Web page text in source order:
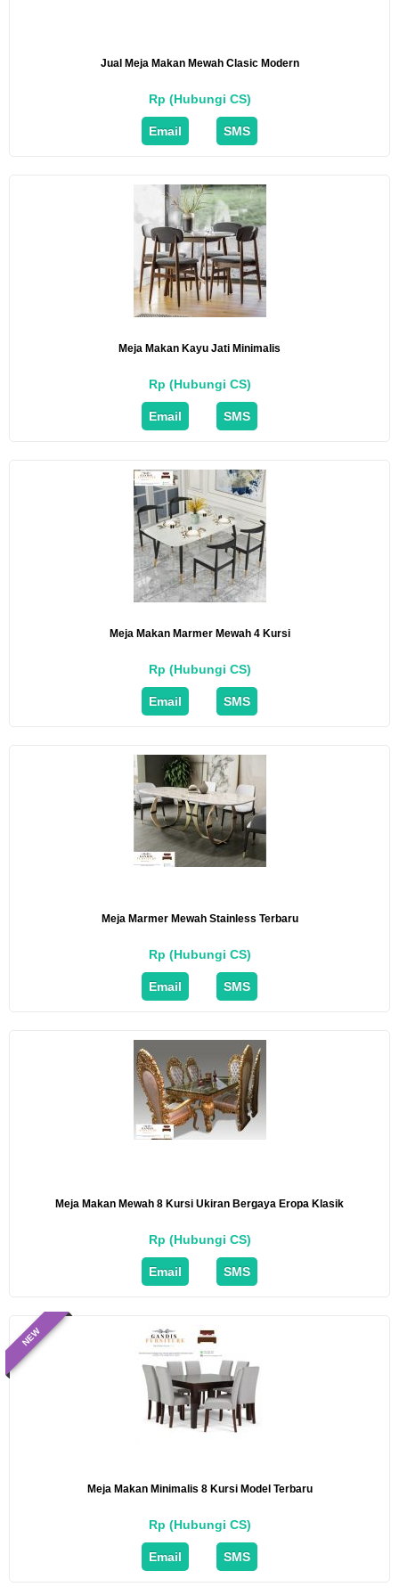
Jual Meja Makan Mewah Clasic Modern
Rp (Hubungi CS)
Email SMS
Meja Makan Kayu Jati Minimalis
Rp (Hubungi CS)
Email SMS
Meja Makan Marmer Mewah 4 Kursi
Rp (Hubungi CS)
Email SMS
Meja Marmer Mewah Stainless Terbaru
Rp (Hubungi CS)
Email SMS
Meja Makan Mewah 8 Kursi Ukiran Bergaya Eropa Klasik
Rp (Hubungi CS)
Email SMS
NEW
Meja Makan Minimalis 8 Kursi Model Terbaru
Rp (Hubungi CS)
Email SMS